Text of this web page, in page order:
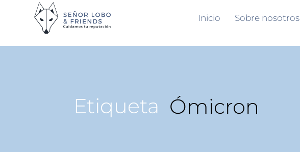
Inicio Sobre nosotros
Etiqueta Ómicron